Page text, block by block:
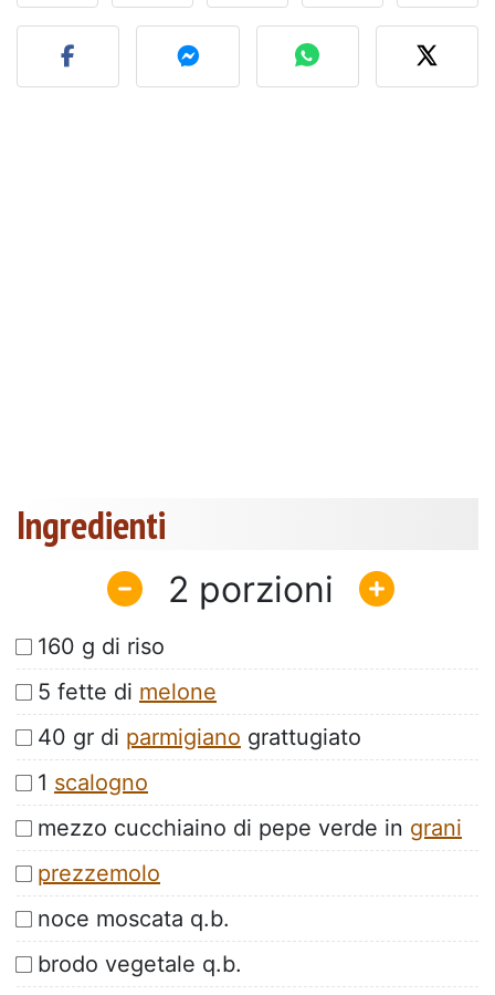
Pubblica la foto di
Ingredienti
2
160 g di riso
5 fette di melone
40 gr di parmigiano grattugiato
1 scalogno
mezzo cucchiaino di pepe verde in grani
prezzemolo
noce moscata q.b.
brodo vegetale q.b.